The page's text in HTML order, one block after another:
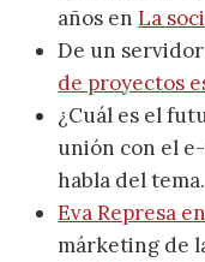
años enLa
De un
de proyectos
¿Cuál es el
unión con el
habla del tema.
Eva Represa
márketing de